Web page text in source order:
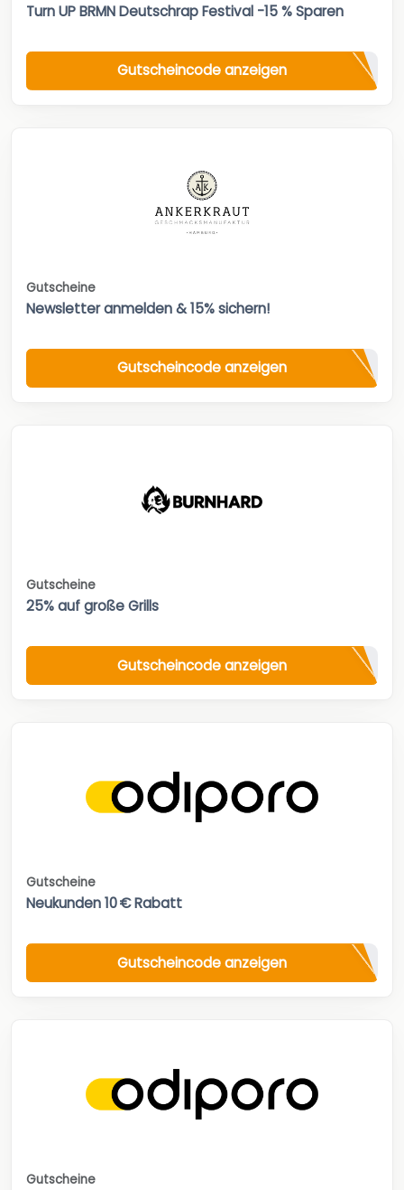
Turn UP BRMN Deutschrap Festival -15 % Sparen
Gutscheincode anzeigen
Gutscheine
Newsletter anmelden & 15% sichern!
Gutscheincode anzeigen
Gutscheine
25% auf große Grills
Gutscheincode anzeigen
Gutscheine
Neukunden 10 € Rabatt
Gutscheincode anzeigen
Gutscheine